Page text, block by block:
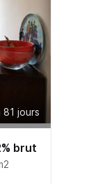
81 jours
brut